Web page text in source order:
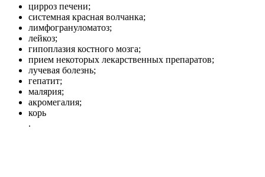
цирроз печени;
системная красная волчанка;
лимфогрануломатоз;
лейкоз;
гипоплазия костного мозга;
прием некоторых лекарственных препаратов;
лучевая болезнь;
гепатит;
малярия;
акромегалия;
корь
.